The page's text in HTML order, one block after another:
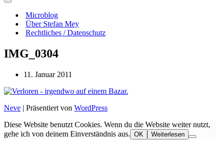
Navigationsmenü
Microblog
Über Stefan Mey
Rechtliches / Datenschutz
IMG_0304
11. Januar 2011
Neve | Präsentiert von WordPress
Diese Website benutzt Cookies. Wenn du die Website weiter nutzt,
gehe ich von deinem Einverständnis aus. OK Weiterlesen